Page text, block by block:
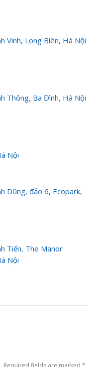
Vinh, Long Biên, Hà Nội
Thông, Ba Đình, Hà Nội
Nội
Dũng, đảo 6, Ecopark,
Tiến, The Manor
Nội
Required fields are marked *